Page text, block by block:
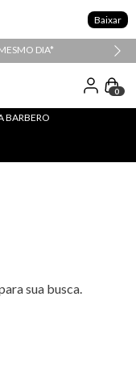
Baixar
DIA*
0
BARBERO
sua busca.